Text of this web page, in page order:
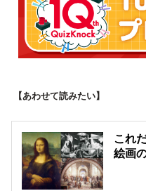
【あわせて読みたい】
これ
絵画